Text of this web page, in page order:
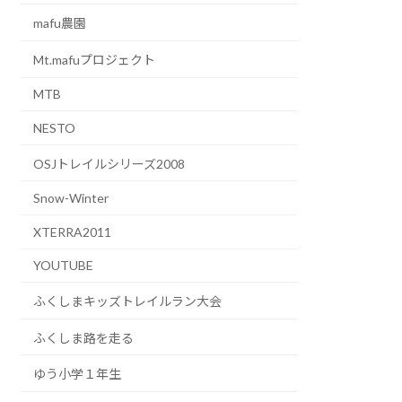
mafu農園
Mt.mafuプロジェクト
MTB
NESTO
OSJトレイルシリーズ2008
Snow-Winter
XTERRA2011
YOUTUBE
ふくしまキッズトレイルラン大会
ふくしま路を走る
ゆう小学１年生